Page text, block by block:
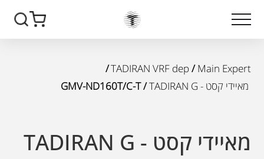
Main Expert
/
TADIRAN VRF dep
/
מאיידי קסט - TADIRAN G
/ GMV-ND160T/C-T
מאיידי קסט - TADIRAN G